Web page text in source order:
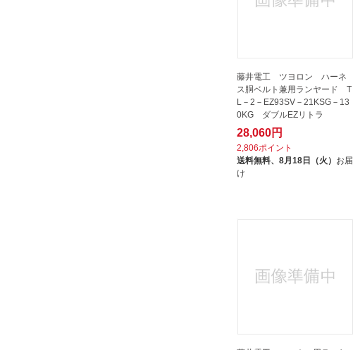
藤井電工 ツヨロン ハーネ
ス胴ベルト兼用ランヤード T
L－2－EZ93SV－21KSG－13
0KG ダブルEZリトラ
28,060円
2,806ポイント
送料無料、 8月18日（火） お届
け